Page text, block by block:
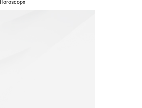
Horoscopo